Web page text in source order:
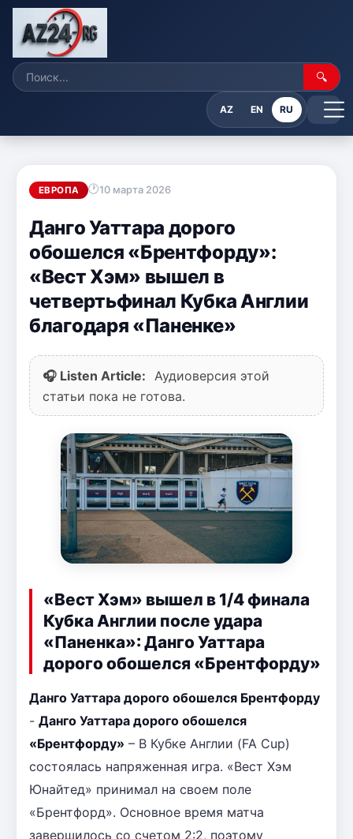
🔍
AZ EN RU
ЕВРОПА 10 марта 2026
Данго Уаттара дорого
обошелся «Брентфорду»:
«Вест Хэм» вышел в
четвертьфинал Кубка Англии
благодаря «Паненке»
🎧 Listen Article:
Аудиоверсия этой
статьи пока не готова.
«Вест Хэм» вышел в 1/4 финала
Кубка Англии после удара
«Паненка»: Данго Уаттара
дорого обошелся «Брентфорду»
Данго Уаттара дорого обошелся Брентфорду
- Данго Уаттара дорого обошелся
«Брентфорду» – В Кубке Англии (FA Cup)
состоялась напряженная игра. «Вест Хэм
Юнайтед» принимал на своем поле
«Брентфорд». Основное время матча
завершилось со счетом 2:2, поэтому